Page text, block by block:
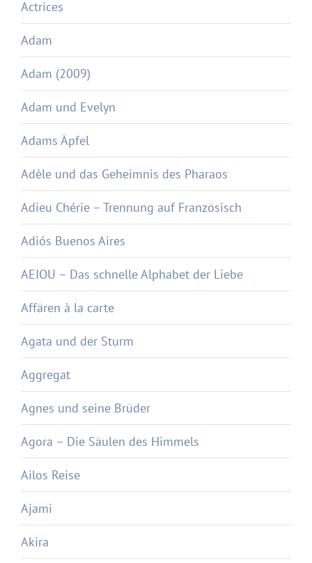
Actrices
Adam
Adam (2009)
Adam und Evelyn
Adams Äpfel
Adèle und das Geheimnis des Pharaos
Adieu Chérie – Trennung auf Französisch
Adiós Buenos Aires
AEIOU – Das schnelle Alphabet der Liebe
Affären à la carte
Agata und der Sturm
Aggregat
Agnes und seine Brüder
Agora – Die Säulen des Himmels
Ailos Reise
Ajami
Akira